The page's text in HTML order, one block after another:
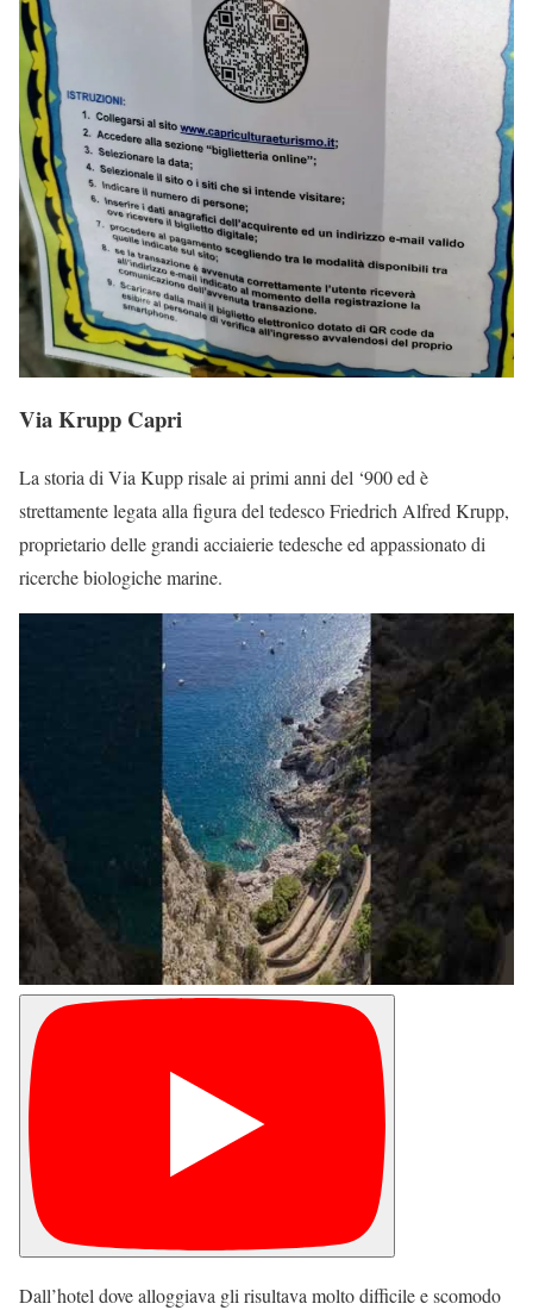
Via Krupp Capri
La storia di Via Kupp risale ai primi anni del ‘900 ed è
strettamente legata alla figura del tedesco Friedrich Alfred Krupp,
proprietario delle grandi acciaierie tedesche ed appassionato di
ricerche biologiche marine.
Dall’hotel dove alloggiava gli risultava molto difficile e scomodo